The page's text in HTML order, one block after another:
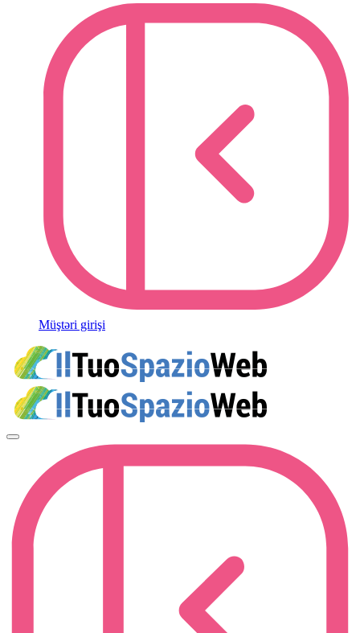
Müştəri girişi